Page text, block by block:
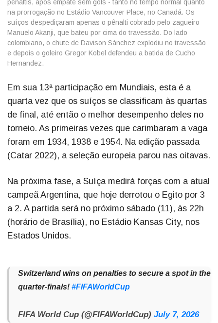
pênaltis, após empate sem gols - tanto no tempo normal quanto
na prorrogação no Estádio Vancouver Place, no Canadá. Os
suíços despediçaram apenas o pênalti cobrado pelo zagueiro
Manuelo Akanji, que bateu por cima do travessão. Do lado
colombiano, o chute de Davison Sánchez explodiu no travessão
e depois o goleiro Gregor Kobel defendeu a batida de Cucho
Hernandez.
Em sua 13ª participação em Mundiais, esta é a
quarta vez que os suíços se classificam às quartas
de final, até então o melhor desempenho deles no
torneio. As primeiras vezes que carimbaram a vaga
foram em 1934, 1938 e 1954. Na edição passada
(Catar 2022), a seleção europeia parou nas oitavas.
Na próxima fase, a Suíça medirá forças com a atual
campeã Argentina, que hoje derrotou o Egito por 3
a 2. A partida será no próximo sábado (11), às 22h
(horário de Brasília), no Estádio Kansas City, nos
Estados Unidos.
Switzerland wins on penalties to secure a spot in the
quarter-finals! #FIFAWorldCup
FIFA World Cup (@FIFAWorldCup) July 7, 2026